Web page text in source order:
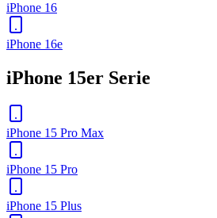
iPhone 16
iPhone 16e
iPhone 15er Serie
iPhone 15 Pro Max
iPhone 15 Pro
iPhone 15 Plus